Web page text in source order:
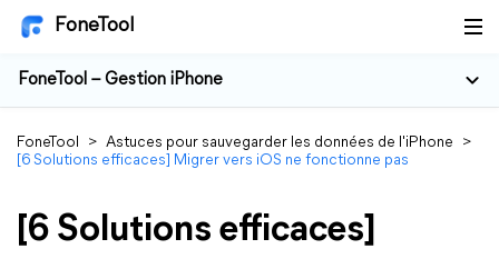
FoneTool
FoneTool – Gestion iPhone
FoneTool > Astuces pour sauvegarder les données de l'iPhone
>
[6 Solutions efficaces] Migrer vers iOS ne fonctionne pas
[6 Solutions efficaces]